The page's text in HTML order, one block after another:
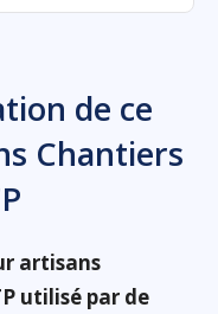
de ce
Chantiers
artisans
utilisé par de